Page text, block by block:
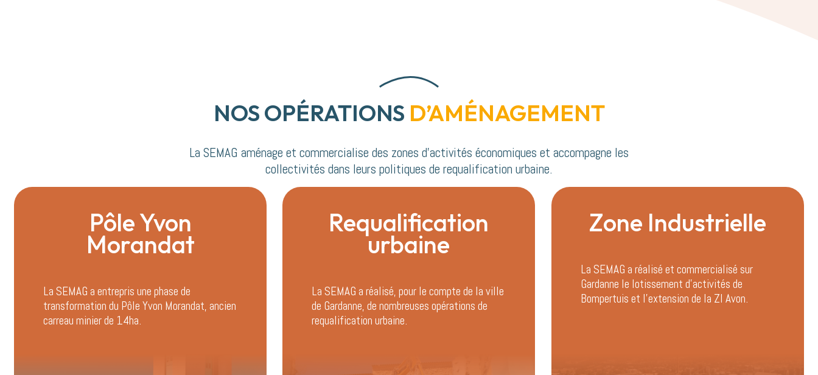
NOS OPÉRATIONS D’AMÉNAGEMENT
La SEMAG aménage et commercialise des zones d’activités économiques et accompagne les
collectivités dans leurs politiques de requalification urbaine.
Pôle Yvon
Morandat
La SEMAG a entrepris une phase de
transformation du Pôle Yvon Morandat, ancien
carreau minier de 14ha.
Requalification
urbaine
La SEMAG a réalisé, pour le compte de la ville
de Gardanne, de nombreuses opérations de
requalification urbaine.
Zone Industrielle
La SEMAG a réalisé et commercialisé sur
Gardanne le lotissement d’activités de
Bompertuis et l’extension de la ZI Avon.